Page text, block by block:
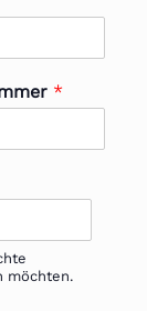
*
möchten.